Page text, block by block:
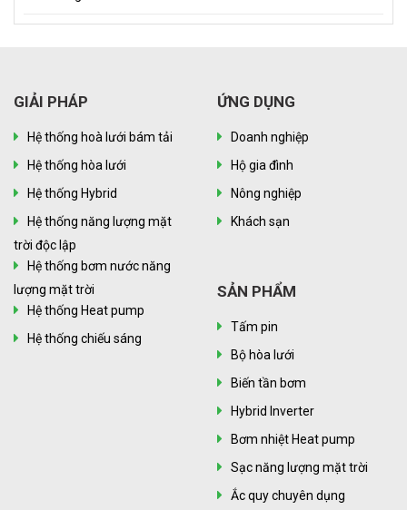
GIẢI PHÁP
Hệ thống hoà lưới bám tải
Hệ thống hòa lưới
Hệ thống Hybrid
Hệ thống năng lượng mặt
trời độc lập
Hệ thống bơm nước năng
lượng mặt trời
Hệ thống Heat pump
Hệ thống chiếu sáng
ỨNG DỤNG
Doanh nghiệp
Hộ gia đình
Nông nghiệp
Khách sạn
SẢN PHẨM
Tấm pin
Bộ hòa lưới
Biến tần bơm
Hybrid Inverter
Bơm nhiệt Heat pump
Sạc năng lượng mặt trời
Ắc quy chuyên dụng